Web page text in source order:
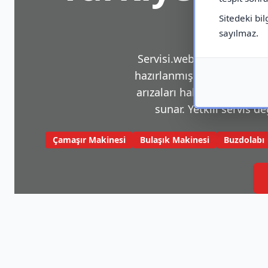
Sitedeki
sayılmaz.
Servisi.web.tr, beyaz
hazırlanmış bir
arızaları hakkında sık
sunar. Yetkili servis
Çamaşır Makinesi Bulaşık Makinesi Buzdolabı